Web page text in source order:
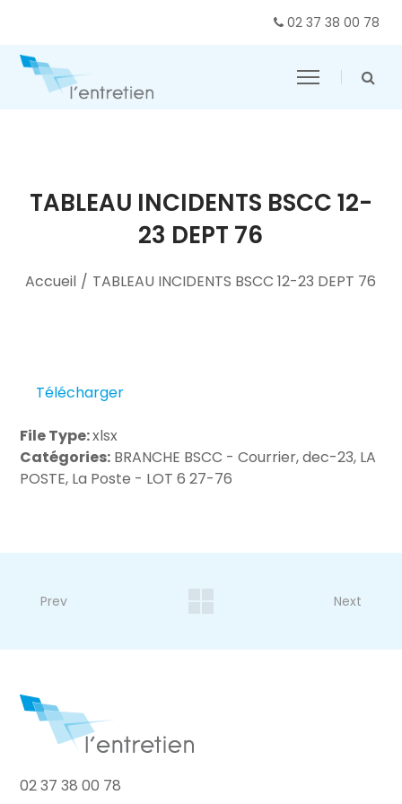
02 37 38 00 78
TABLEAU INCIDENTS BSCC 12-
23 DEPT 76
Accueil / TABLEAU INCIDENTS BSCC 12-23 DEPT 76
Télécharger
File Type:xlsx
Catégories: BRANCHE BSCC - Courrier, dec-23, LA
POSTE, La Poste - LOT 6 27-76
Prev Next
02 37 38 00 78